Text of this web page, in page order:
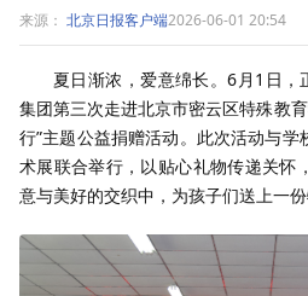
来源： 北京日报客户端2026-06-01 20:54
夏日渐浓，爱意绵长。6月1日，
集团第三次走进北京市密云区特殊教
行”主题公益捐赠活动。此次活动与学
术展联合举行，以贴心礼物传递关怀
意与美好的交织中，为孩子们送上一份